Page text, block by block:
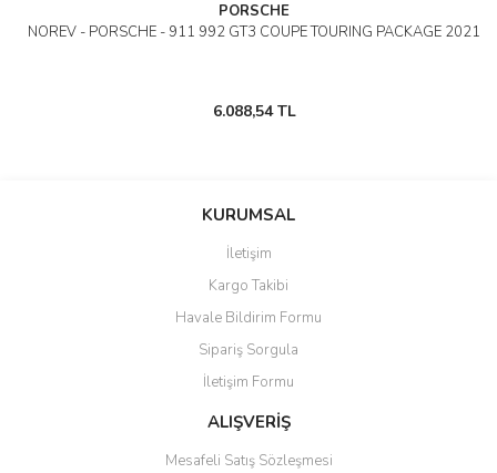
PORSCHE
NOREV - PORSCHE - 911 992 GT3 COUPE TOURING PACKAGE 2021
6.088,54 TL
KURUMSAL
İletişim
Kargo Takibi
Havale Bildirim Formu
Sipariş Sorgula
İletişim Formu
ALIŞVERİŞ
Mesafeli Satış Sözleşmesi